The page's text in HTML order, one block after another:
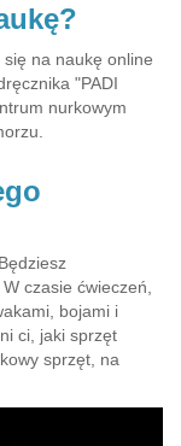
na naukę online
"PADI
nurkowym
czasie ćwieczeń,
bojami i
ci, jaki sprzęt
sprzęt, na